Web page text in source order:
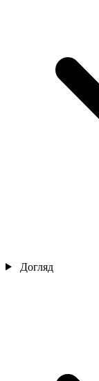
Догляд